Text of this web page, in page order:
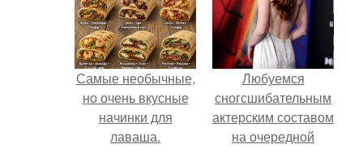
Самые необычные,
но очень вкусные
начинки для
лаваша.
Любуемся
сногсшибательным
актерским составом
на очередной